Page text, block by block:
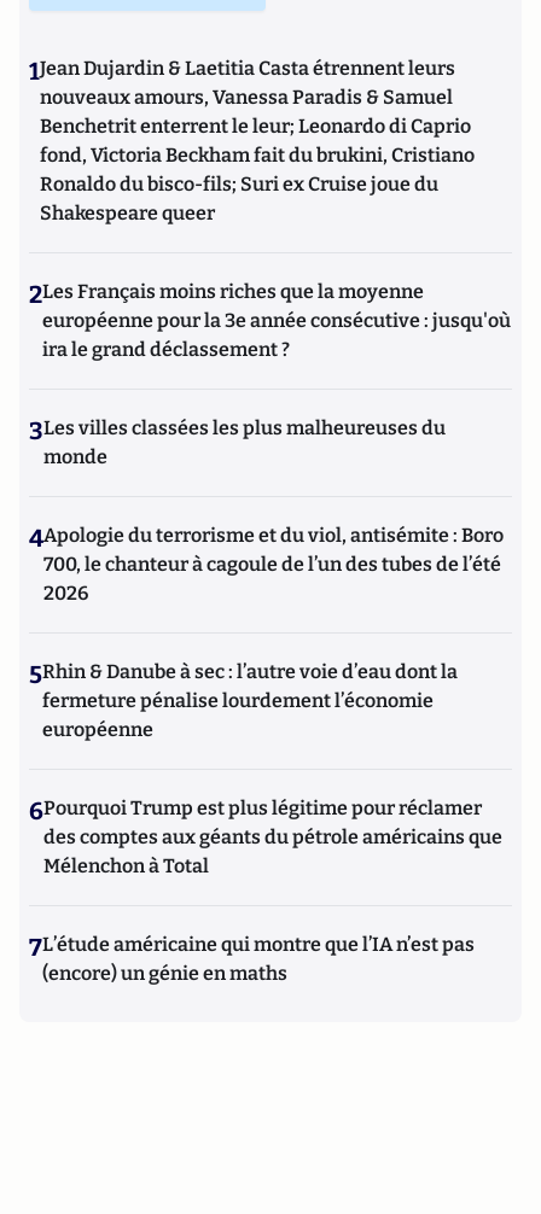
1Jean Dujardin & Laetitia Casta étrennent leurs
nouveaux amours, Vanessa Paradis & Samuel
Benchetrit enterrent le leur; Leonardo di Caprio
fond, Victoria Beckham fait du brukini, Cristiano
Ronaldo du bisco-fils; Suri ex Cruise joue du
Shakespeare queer
2Les Français moins riches que la moyenne
européenne pour la 3e année consécutive : jusqu'où
ira le grand déclassement ?
3Les villes classées les plus malheureuses du
monde
4Apologie du terrorisme et du viol, antisémite : Boro
700, le chanteur à cagoule de l’un des tubes de l’été
2026
5Rhin & Danube à sec : l’autre voie d’eau dont la
fermeture pénalise lourdement l’économie
européenne
6Pourquoi Trump est plus légitime pour réclamer
des comptes aux géants du pétrole américains que
Mélenchon à Total
7L’étude américaine qui montre que l’IA n’est pas
(encore) un génie en maths